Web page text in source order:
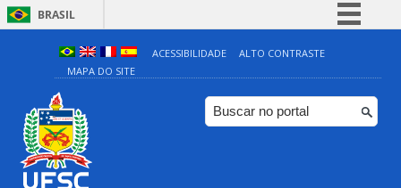
BRASIL
Simplifique!
Comunica BR
Participe
ACESSIBILIDADE
ALTO CONTRASTE
MAPA DO SITE